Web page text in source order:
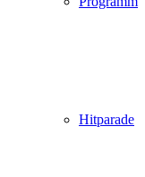
Hitparade